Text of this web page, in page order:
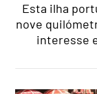
Esta ilha
nove
interesse